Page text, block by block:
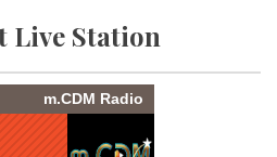
Live Station